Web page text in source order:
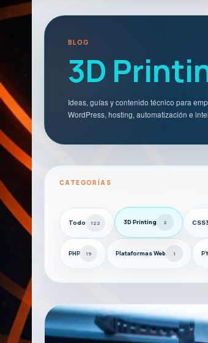
BLOG
3D
Ideas, guías y contenido técnico para
WordPress, hosting, automatización e
CATEGORÍAS
Todo 122 3D Printing 2 CSS3
PHP 19 Plataformas Web 1